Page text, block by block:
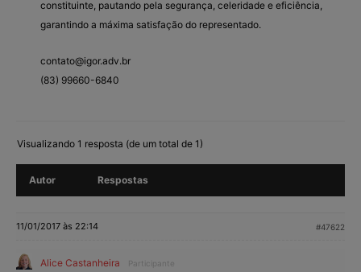
constituinte, pautando pela segurança, celeridade e eficiência,
garantindo a máxima satisfação do representado.
contato@igor.adv.br
(83) 99660-6840
Visualizando 1 resposta (de um total de 1)
Autor Respostas
11/01/2017 às 22:14 #47622
Alice Castanheira Participante